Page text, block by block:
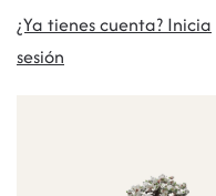
¿Ya tienes cuenta? Inicia
sesión